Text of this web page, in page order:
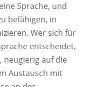
Sprache, und
befähigen, in
Wer sich für
entscheidet,
neugierig auf die
Austausch mit